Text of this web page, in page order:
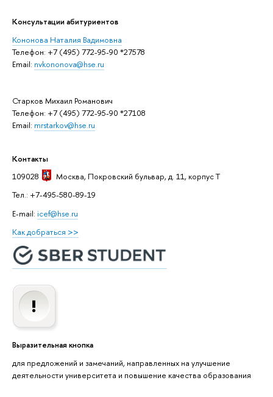
Консультации абитуриентов
Кононова Наталия Вадимовна
Телефон: +7 (495) 772-95-90 *27578
Email: nvkononova@hse.ru
Старков Михаил Романович
Телефон: +7 (495) 772-95-90 *27108
Email: mrstarkov@hse.ru
Контакты
109028
Москва, Покровский бульвар, д. 11, корпус T
Тел.: +7-495-580-89-19
E-mail: icef@hse.ru
Как добраться >>
Выразительная кнопка
для предложений и замечаний, направленных на улучшение
деятельности университета и повышение качества образования